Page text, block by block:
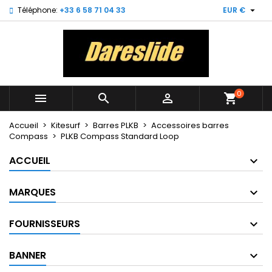
Téléphone: +33 6 58 71 04 33 EUR € 
   shopping_cart0
Accueil Kitesurf Barres PLKB
Accessoires barres
Compass
PLKB Compass Standard Loop
ACCUEIL
MARQUES
FOURNISSEURS
BANNER
My wishlists ×
Create new list
Créer une liste d'envies ×
Nom de la liste d'envies
Connexion ×
Vous devez être connecté pour ajouter des produits
Annuler Connexion